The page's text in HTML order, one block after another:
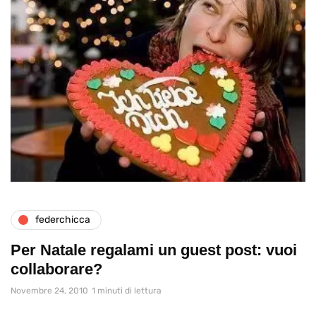
federchicca
Per Natale regalami un guest post: vuoi
collaborare?
Novembre 24, 2010 1 minuti di lettura